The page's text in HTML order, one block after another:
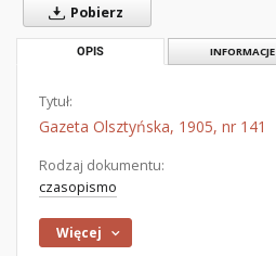
Pobierz
OPIS INFORMACJE
Tytuł:
Gazeta Olsztyńska, 1905, nr 141
Rodzaj dokumentu:
czasopismo
Więcej